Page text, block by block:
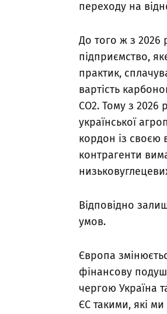
переходу на
До того ж з 2026
підприємство,
практик,
вартість
СО2. Тому з 2026
української
кордон із своєю
контрагенти
Відповідно
умов.
Європа
фінансову
чергою Україна
ЄС такими, які